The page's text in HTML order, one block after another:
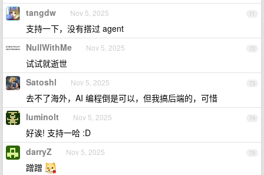
71
tangdw Nov 5, 2025
支持一下，没有搭过 agent
72
NullWithMe Nov 5, 2025
试试就逝世
73
Satoshl Nov 5, 2025
去不了海外，AI 编程倒是可以，但我搞后端的，可惜
74
luminolt Nov 5, 2025
好诶! 支持一哈 :D
75
darryZ Nov 5, 2025
蹭蹭